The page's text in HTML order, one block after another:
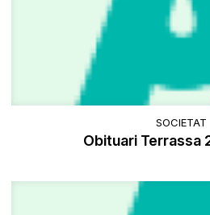
SOCIETAT
Obituari Terrassa